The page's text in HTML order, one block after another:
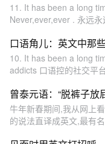
11. It has been a long
Never,ever,ever . 永远
口语角儿：英文中那
10. It has been a long
addicts 口语控的社交平
曾泰元语：“脱裤子放
牛年新春期间,我从网上
的说法直译成英文,最有